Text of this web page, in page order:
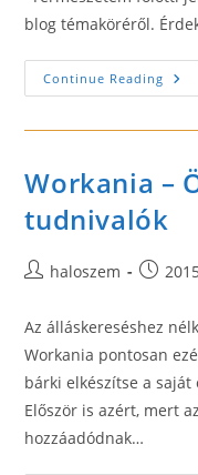
blog témaköréről.
Continue Reading
A
Workania –
tudnivalók
Posthaloszem
Post
Az álláskereséshez
Workania pontosan
bárki elkészítse a
Először is azért, mert
hozzáadódnak…